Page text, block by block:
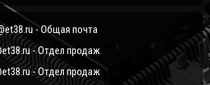
- Общая почта
- Отдел продаж
- Отдел продаж